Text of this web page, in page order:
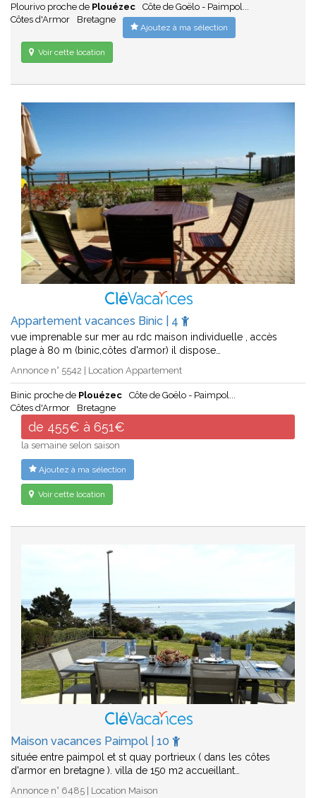
Plourivo proche de Plouézec
Côte de Goëlo - Paimpol...
Côtes d'Armor
Bretagne
Ajoutez à ma sélection
Voir cette location
Appartement vacances Binic | 4
vue imprenable sur mer au rdc maison individuelle , accès
plage à 80 m (binic,côtes d'armor) il dispose…
Annonce n° 5542 | Location Appartement
Binic proche de Plouézec
Côte de Goëlo - Paimpol...
Côtes d'Armor
Bretagne
de 455€ à 651€
la semaine selon saison
Ajoutez à ma sélection
Voir cette location
Maison vacances Paimpol | 10
située entre paimpol et st quay portrieux ( dans les côtes
d'armor en bretagne ). villa de 150 m2 accueillant…
Annonce n° 6485 | Location Maison